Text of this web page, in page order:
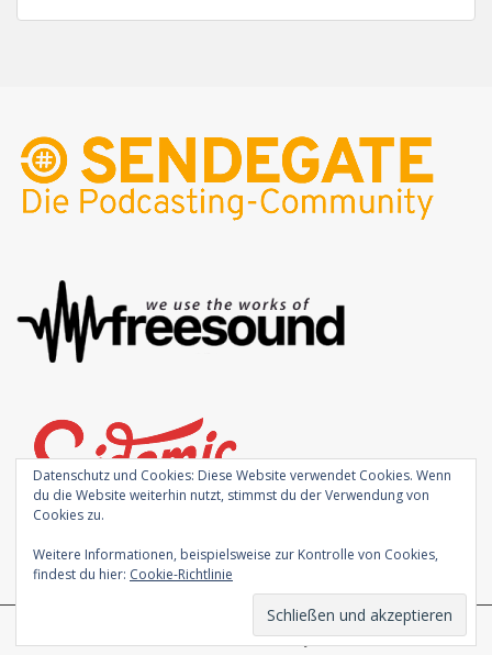
Powered byWordPress
Datenschutz und Cookies: Diese Website verwendet Cookies. Wenn
du die Website weiterhin nutzt, stimmst du der Verwendung von
Cookies zu.
Weitere Informationen, beispielsweise zur Kontrolle von Cookies,
findest du hier: Cookie-Richtlinie